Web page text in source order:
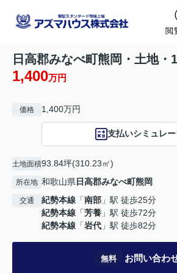
閲
日高郡みなべ町熊岡・土地・
1,400万円
価格 1,400万円
支払いシミュレ
土地面積93.84坪(310.23㎡)
所在地 和歌山県日高郡みなべ町熊岡
交通 紀勢本線 「南部 」駅 徒歩25分
紀勢本線 「芳養 」駅 徒歩72分
紀勢本線 「岩代 」駅 徒歩82分
無料 お問い合わ